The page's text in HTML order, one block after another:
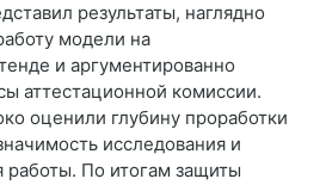
результаты, наглядно
модели на
и аргументированно
аттестационной комиссии.
оценили глубину проработки
исследования и
работы. По итогам защиты